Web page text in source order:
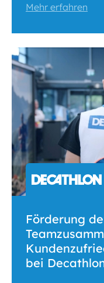
Mehr erfahren
Förderung
bei